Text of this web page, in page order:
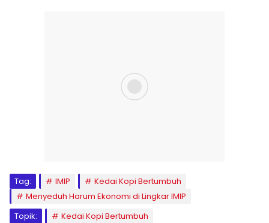
Tag: IMIP
Kedai Kopi Bertumbuh
Menyeduh Harum Ekonomi di Lingkar IMIP
Topik:
Kedai Kopi Bertumbuh